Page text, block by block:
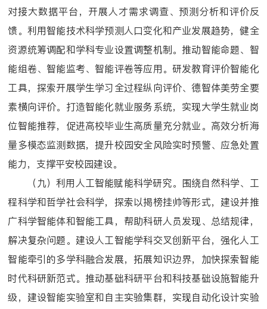
对接大数据平台，开展人才需求调查、预测分析和评价反
馈。利用智能技术科学预测人口变化和产业发展趋势，健全
资源统筹调配和学科专业设置调整机制。推动智能命题、智
能组卷、智能监考、智能评卷等应用。研发教育评价智能化
工具，探索开展学生学习全过程纵向评价、德智体美劳全要
素横向评价。打造智能化就业服务系统，实现大学生就业岗
位智能推荐，促进高校毕业生高质量充分就业。高效分析海
量多模态监测数据，提升校园安全风险实时预警、应急处置
能力，支撑平安校园建设。
（九）利用人工智能赋能科学研究。围绕自然科学、工
程科学和哲学社会科学，探索以揭榜挂帅等形式，建设并推
广科学智能体和智能工具，帮助科研人员发现、总结规律，
解决复杂问题。建设人工智能学科交叉创新平台，强化人工
智能牵引的多学科融合发展，拓展知识边界，加快探索智能
时代科研新范式。推动基础科研平台和科技基础设施智能升
级，建设智能实验室和自主实验集群，实现自动化设计实验